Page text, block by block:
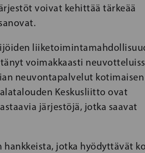
voivat kehittää tärkeää
voimakkaasti
neuvontapalvelut kotimaisen
Keskusliitto ovat
järjestöjä, jotka saavat
jotka hyödyttävät